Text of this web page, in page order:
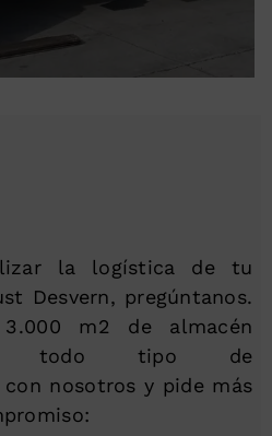
la logística de tu
Desvern, pregúntanos.
m2 de almacén
todo tipo de
con nosotros y pide más